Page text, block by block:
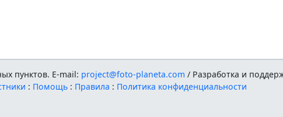
пунктов. E-mail: project@foto-planeta.com / Разработка и
: Помощь : Правила : Политика конфиденциальности